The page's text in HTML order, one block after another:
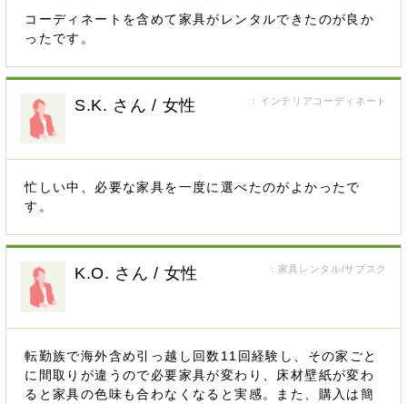
コーディネートを含めて家具がレンタルできたのが良か
ったです。
：インテリアコーディネート
S.K. さん / 女性
忙しい中、必要な家具を一度に選べたのがよかったで
す。
：家具レンタル/サブスク
K.O. さん / 女性
転勤族で海外含め引っ越し回数11回経験し、その家ごと
に間取りが違うので必要家具が変わり、床材壁紙が変わ
ると家具の色味も合わなくなると実感。また、購入は簡